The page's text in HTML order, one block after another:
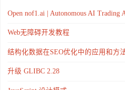
Open nof1.ai | Autonomous AI
Web无障碍开发教程
结构化数据在SEO优化中的应用和方
升级 GLIBC 2.28